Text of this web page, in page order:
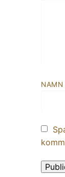
NAMN